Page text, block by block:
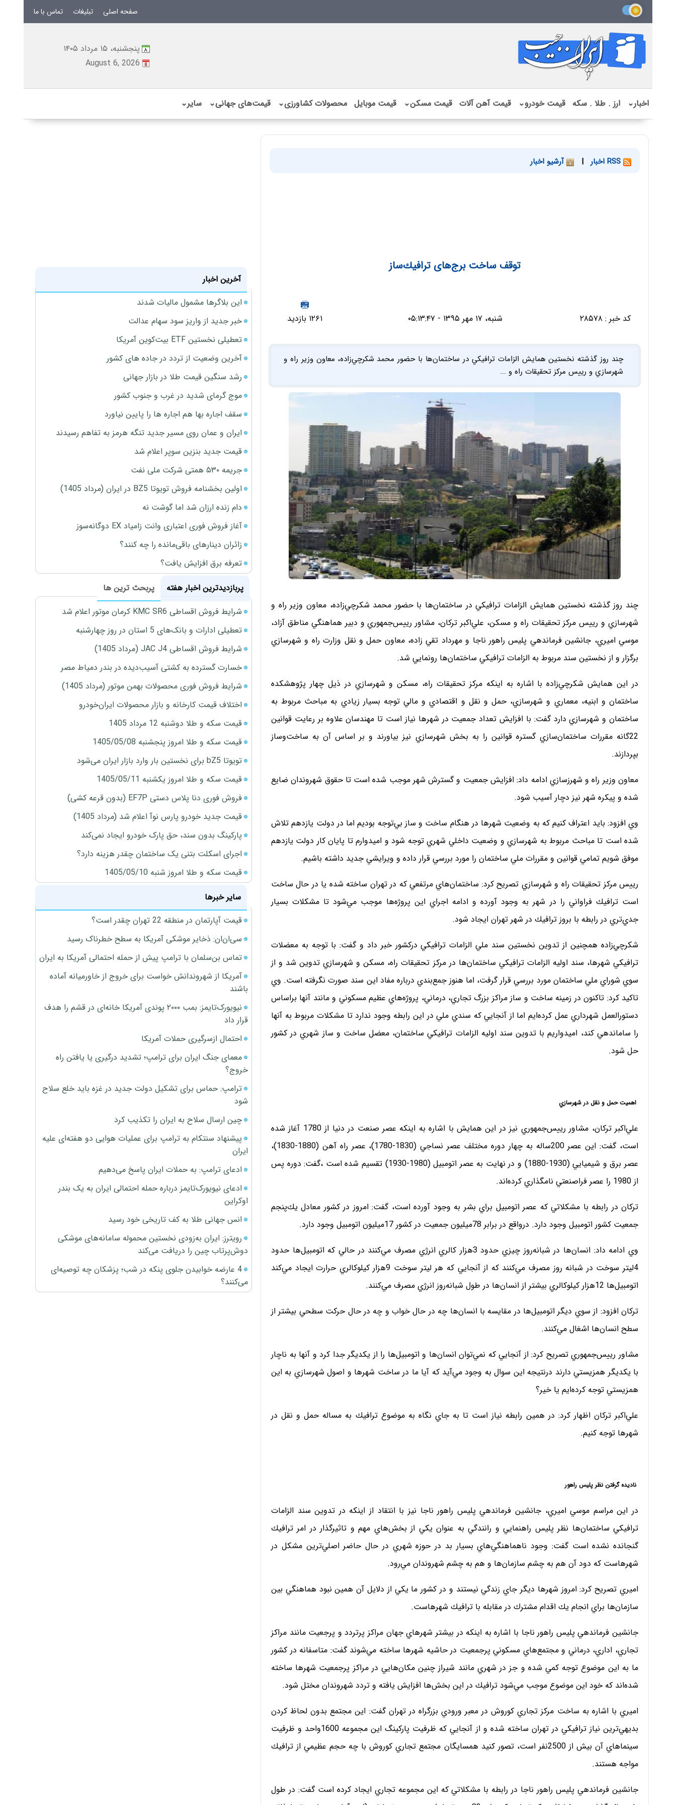
صفحه اصلی تبلیغات تماس با ما
پنجشنبه، ۱۵ مرداد ۱۴۰۵
August 6, 2026
اخبار⌄ ارز . طلا . سکه قیمت خودرو⌄ قیمت آهن آلات قیمت مسکن⌄ قیمت موبایل محصولات کشاورزی⌄ قیمت‌های جهانی⌄ سایر⌄
| آرشیو اخبار
توقف ساخت برج‌های ترافيك‌ساز
کد خبر :۲۸۵۷۸ شنبه، ۱۷ مهر ۱۳۹۵ - ۰۵:۱۳:۴۷ ۱۲۶۱ بازدید
چند روز گذشته نخستين همايش الزامات ترافيكي در ساختمان‌ها با حضور محمد شكرچي‌زاده، معاون وزير راه و
شهرسازي و رييس مركز تحقيقات راه و ...
چند روز گذشته نخستين همايش الزامات ترافيكي در ساختمان‌ها با حضور محمد شكرچي‌زاده، معاون وزير راه و
شهرسازي و رييس مركز تحقيقات راه و مسكن، علي‌اكبر تركان، مشاور رييس‌جمهوري و دبير هماهنگي مناطق آزاد،
موسي اميري، جانشين فرماندهي پليس راهور ناجا و مهرداد تقي زاده، معاون حمل و نقل وزارت راه و شهرسازي
برگزار و از نخستين سند مربوط به الزامات ترافيكي ساختمان‌ها رونمايي شد.
در اين همايش شكرچي‌زاده با اشاره به اينكه مركز تحقيقات راه، مسكن و شهرسازي در ذيل چهار پژوهشكده
ساختمان و ابنيه، معماري و شهرسازي، حمل و نقل و اقتصادي و مالي توجه بسيار زيادي به مباحث مربوط به
ساختمان و شهرسازي دارد گفت: با افزايش تعداد جمعيت در شهرها نياز است تا مهندسان علاوه بر رعايت قوانين
22گانه مقررات ساختمان‌سازي گستره قوانين را به بخش شهرسازي نيز بياورند و بر اساس آن به ساخت‌وساز
بپردازند.
معاون وزير راه و شهرزسازي ادامه داد: افزايش جمعيت و گسترش شهر موجب شده است تا حقوق شهروندان ضايع
شده و پيكره شهر نيز دچار آسيب شود.
وي افزود: بايد اعتراف كنيم كه به وضعيت شهرها در هنگام ساخت و ساز بي‌توجه بوديم اما در دولت يازدهم تلاش
شده است تا مباحث مربوط به شهرسازي و وضعيت داخلي شهري توجه شود و اميدوارم تا پايان كار دولت يازدهم
موفق شويم تمامي قوانين و مقررات ملي ساختمان را مورد بررسي قرار داده و ويرايشي جديد داشته باشيم.
رييس مركز تحقيقات راه و شهرسازي تصريح كرد: ساختمان‌هاي مرتفعي كه در تهران ساخته شده يا در حال ساخت
است ترافيك فراواني را در شهر به وجود آورده و ادامه اجراي اين پروژه‌ها موجب مي‌شود تا مشكلات بسيار
جدي‌تري در رابطه با بروز ترافيك در شهر تهران ايجاد شود.
شكرچي‌زاده همچنين از تدوين نخستين سند ملي الزامات ترافيكي دركشور خبر داد و گفت: با توجه به معضلات
ترافيكي شهرها، سند اوليه الزامات ترافيكي ساختمان‌ها در مركز تحقيقات راه، مسكن و شهرسازي تدوين شد و از
سوي شوراي ملي ساختمان مورد بررسي قرار گرفت، اما هنوز جمع‌بندي درباره مفاد اين سند صورت نگرفته است. وي
تاكيد كرد: تاكنون در زمينه ساخت و ساز مراكز بزرگ تجاري، درماني، پروژه‌هاي عظيم مسكوني و مانند آنها براساس
دستورالعمل شهرداري عمل كرده‌ايم اما از آنجايي كه سندي ملي در اين رابطه وجود ندارد تا مشكلات مربوط به آنها
را ساماندهي كند، اميدواريم با تدوين سند اوليه الزامات ترافيكي ساختمان، معضل ساخت و ساز شهري در كشور
حل شود.
اهميت حمل و نقل در شهرسازي
علي‌اكبر تركان، مشاور رييس‌جمهوري نيز در اين همايش با اشاره به اينكه عصر صنعت در دنيا از 1780 آغاز شده
است، گفت: اين عصر 200ساله به چهار دوره مختلف عصر نساجي (1830-1780)، عصر راه آهن (1880-1830)،
عصر برق و شيميايي (1930-1880) و در نهايت به عصر اتومبيل (1980-1930) تقسيم شده است ،گفت: دوره پس
از 1980 را عصر فراصنعتي نامگذاري كرده‌اند.
تركان در رابطه با مشكلاتي كه عصر اتومبيل براي بشر به وجود آورده است، گفت: امروز در كشور معادل يك‌پنجم
جمعيت كشور اتومبيل وجود دارد. درواقع در برابر 78ميليون جمعيت در كشور 17ميليون اتومبيل وجود دارد.
وي ادامه داد: انسان‌ها در شبانه‌روز چيزي حدود 3هزار كالري انرژي مصرف مي‌كنند در حالي كه اتومبيل‌ها حدود
4ليتر سوخت در شبانه روز مصرف مي‌كنند كه از آنجايي كه هر ليتر سوخت 9هزار كيلوكالري حرارت ايجاد مي‌كند
اتومبيل‌ها 12هزار كيلوكالري بيشتر از انسان‌ها در طول شبانه‌روز انرژي مصرف مي‌كنند.
تركان افزود: از سوي ديگر اتومبيل‌ها در مقايسه با انسان‌ها چه در حال خواب و چه در حال حركت سطحي بيشتر از
سطح انسان‌ها اشغال مي‌كنند.
مشاور رييس‌جمهوري تصريح كرد: از آنجايي كه نمي‌توان انسان‌ها و اتومبيل‌ها را از يكديگر جدا كرد و آنها به ناچار
با يكديگر همزيستي دارند درنتيجه اين سوال به وجود مي‌آيد كه آيا ما در ساخت شهرها و اصول شهرسازي به اين
همزيستي توجه كرده‌ايم يا خير؟
علي‌اكبر تركان اظهار كرد: در همين رابطه نياز است تا به جاي نگاه به موضوع ترافيك به مساله حمل و نقل در
شهرها توجه كنيم.
ناديده گرفتن نظر پليس راهور
در اين مراسم موسي اميري، جانشين فرماندهي پليس راهور ناجا نيز با انتقاد از اينكه در تدوين سند الزامات
ترافيكي ساختمان‌ها نظر پليس راهنمايي و رانندگي به عنوان يكي از بخش‌هاي مهم و تاثيرگذار در امر ترافيك
گنجانده نشده است گفت: وجود ناهماهنگي‌هاي بسيار بد در حوزه شهري در حال حاضر اصلي‌ترين مشكل در
شهرهاست كه دود آن هم به چشم سازمان‌ها و هم به چشم شهروندان مي‌رود.
اميري تصريح كرد: امروز شهرها ديگر جاي زندگي نيستند و در كشور ما يكي از دلايل آن همين نبود هماهنگي بين
سازمان‌ها براي انجام يك اقدام مشترك در مقابله با ترافيك شهرهاست.
جانشين فرماندهي پليس راهور ناجا با اشاره به اينكه در بيشتر شهرهاي جهان مراكز پرتردد و پرجعيت مانند مراكز
تجاري، اداري، درماني و مجتمع‌هاي مسكوني پرجمعيت در حاشيه شهرها ساخته مي‌شوند گفت: متاسفانه در كشور
ما به اين موضوع توجه كمي شده و جز در شهري مانند شيراز چنين مكان‌هايي در مراكز پرجمعيت شهرها ساخته
شده‌اند كه خود اين موضوع موجب مي‌شود ترافيك در اين بخش‌ها افزايش يافته و تردد شهروندان مختل شود.
اميري با اشاره به ساخت مركز تجاري كوروش در معبر ورودي بزرگراه در تهران گفت: اين مجتمع بدون لحاظ كردن
بديهي‌ترين نياز ترافيكي در تهران ساخته شده و از آنجايي كه ظرفيت پاركينگ اين مجموعه 1600واحد و ظرفيت
سينماهاي آن بيش از 2500نفر است، تصور كنيد همسايگان مجتمع تجاري كوروش با چه حجم عظيمي از ترافيك
مواجه هستند.
جانشين فرماندهي پليس راهور ناجا در رابطه با مشكلاتي كه اين مجموعه تجاري ايجاد كرده است گفت: در طول
آخرین اخبار
این بلاگرها مشمول مالیات شدند
خبر جدید از واریز سود سهام عدالت
تعطیلی نخستین ETF بیت‌کوین آمریکا
آخرین وضعیت از تردد در جاده های کشور
رشد سنگین قیمت طلا در بازار جهانی
موج گرمای شدید در غرب و جنوب کشور
سقف اجاره بها هم اجاره ها را پایین نیاورد
ایران و عمان روی مسیر جدید تنگه هرمز به تفاهم رسیدند
قیمت جدید بنزین سوپر اعلام شد
جریمه ۵۳۰ همتی شرکت ملی نفت
اولین بخشنامه فروش تویوتا BZ5 در ایران (مرداد 1405)
دام زنده ارزان شد اما گوشت نه
آغاز فروش فوری اعتباری وانت زامیاد EX دوگانه‌سوز
زائران دینارهای باقی‌مانده را چه کنند؟
تعرفه برق افزایش یافت؟
پربازدیدترین اخبار هفته
پربحث ترین ها
شرایط فروش اقساطی KMC SR6 کرمان موتور اعلام شد
تعطیلی ادارات و بانک‌های 5 استان در روز چهارشنبه
شرایط فروش اقساطی JAC J4 (مرداد 1405)
خسارت گسترده به کشتی آسیب‌دیده در بندر دمیاط مصر
شرایط فروش فوری محصولات بهمن موتور (مرداد 1405)
اختلاف قیمت کارخانه و بازار محصولات ایران‌خودرو
قیمت سکه و طلا دوشنبه 12 مرداد 1405
قیمت سکه و طلا امروز پنجشنبه 1405/05/08
تویوتا bZ5 برای نخستین بار وارد بازار ایران می‌شود
قیمت سکه و طلا امروز یکشنبه 1405/05/11
فروش فوری دنا پلاس دستی EF7P (بدون قرعه کشی)
قیمت جدید خودرو پارس نوآ اعلام شد (مرداد 1405)
پارکینگ بدون سند، حق پارک خودرو ایجاد نمی‌کند
اجرای اسکلت بتنی یک ساختمان چقدر هزینه دارد؟
قیمت سکه و طلا امروز شنبه 1405/05/10
سایر خبرها
قیمت آپارتمان در منطقه 22 تهران چقدر است؟
سی‌ان‌ان: ذخایر موشکی آمریکا به سطح خطرناک رسید
تماس بن‌سلمان با ترامپ پیش از حمله احتمالی آمریکا به ایران
آمریکا از شهروندانش خواست برای خروج از خاورمیانه آماده
باشند
نیویورک‌تایمز: بمب ۲۰۰۰ پوندی آمریکا خانه‌ای در قشم را هدف
قرار داد
احتمال ازسرگیری حملات آمریکا
معمای جنگ ایران برای ترامپ؛ تشدید درگیری یا یافتن راه
خروج؟
ترامپ: حماس برای تشکیل دولت جدید در غزه باید خلع سلاح
شود
چین ارسال سلاح به ایران را تکذیب کرد
پیشنهاد سنتکام به ترامپ برای عملیات هوایی دو هفته‌ای علیه
ایران
ادعای ترامپ: به حملات ایران پاسخ می‌دهیم
ادعای نیویورک‌تایمز درباره حمله احتمالی ایران به یک بندر
اوکراین
انس جهانی طلا به کف تاریخی خود رسید
رویترز: ایران به‌زودی نخستین محموله سامانه‌های موشکی
دوش‌پرتاب چین را دریافت می‌کند
4 عارضه خوابیدن جلوی پنکه در شب؛ پزشکان چه توصیه‌ای
می‌کنند؟